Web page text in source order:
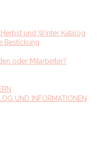
und Winter Katalog
Bestickung
oder Mitarbeiter?
UND INFORMATIONEN